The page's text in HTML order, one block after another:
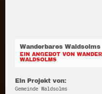
Wanderbares Waldsolms
EIN ANGEBOT VON
WALDSOLMS
Ein Projekt von:
Gemeinde Waldsolms